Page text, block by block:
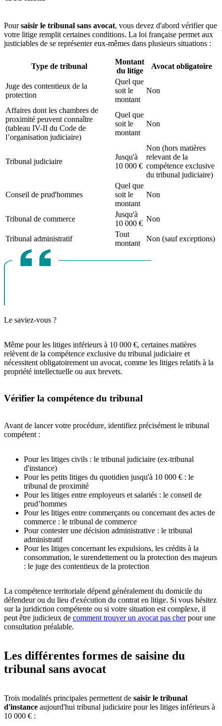
Poursaisir le tribunal sans avocat, vous devez d'abord vérifier que
votre litige remplit certaines conditions. La loi française permet aux
justiciables de se représenter eux-mêmes dans plusieurs situations :
Type de tribunal
Montant
du litige
Avocat obligatoire
Juge des contentieux de la
protection
Quel que
soit le
montant
Non
Affaires dont les chambres de
proximité peuvent connaître
(tableau IV-II du Code de
l’organisation judiciaire)
Quel que
soit le
montant
Non
Tribunal judiciaire
Jusqu'à
10 000 €
Non (hors matières
relevant de la
compétence exclusive
du tribunal judiciaire)
Conseil de prud'hommes
Quel que
soit le
montant
Non
Tribunal de commerce
Jusqu'à
10 000 €
Non
Tribunal administratif
Tout
montant
Non (sauf exceptions)
Le saviez-vous ?
Même pour les litiges inférieurs à 10 000 €, certaines matières
relèvent de la compétence exclusive du tribunal judiciaire et
nécessitent obligatoirement un avocat, comme les litiges relatifs à la
propriété intellectuelle ou aux brevets.
Vérifier la compétence du tribunal
Avant de lancer votre procédure, identifiez précisément le tribunal
compétent :
Pour les litiges civils : le tribunal judiciaire (ex-tribunal
d'instance)
Pour les petits litiges du quotidien jusqu'à 10 000 € : le
tribunal de proximité
Pour les litiges entre employeurs et salariés : le conseil de
prud’hommes
Pour les litiges entre commerçants ou concernant des actes de
commerce : le tribunal de commerce
Pour contester une décision administrative : le tribunal
administratif
Pour les litiges concernant les expulsions, les crédits à la
consommation, le surendettement ou la protection des majeurs
: le juge des contentieux de la protection
La compétence territoriale dépend généralement du domicile du
défendeur ou du lieu d'exécution du contrat en litige. Si vous hésitez
sur la juridiction compétente ou si votre situation est complexe, il
peut être judicieux de comment trouver un avocat pas cherpour une
consultation préalable.
Les différentes formes de saisine du
tribunal sans avocat
Trois modalités principales permettent de saisir le tribunal
d'instance aujourd'hui tribunal judiciaire pour les litiges inférieurs à
10 000 € :